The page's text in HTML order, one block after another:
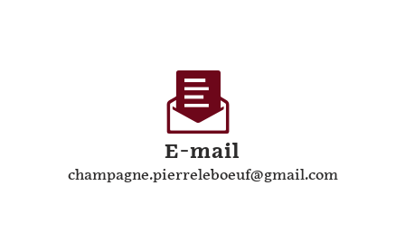
E-mail
champagne.pierreleboeuf@gmail.com